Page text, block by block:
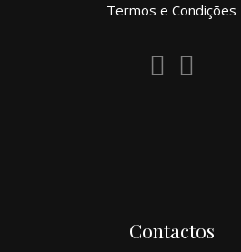
Termos e Condições
Contactos